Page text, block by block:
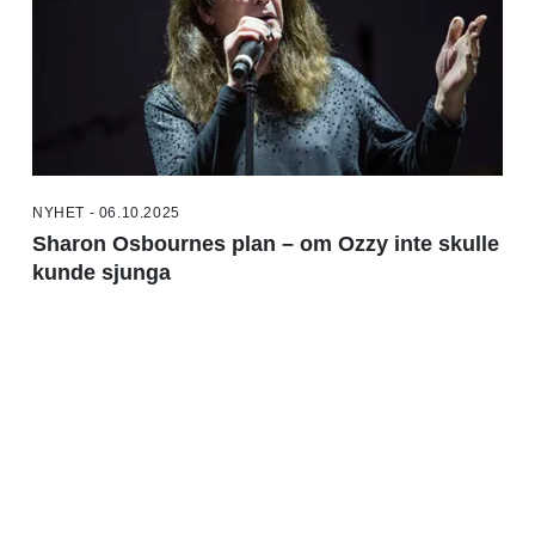
NYHET - 06.10.2025
Sharon Osbournes plan – om Ozzy inte skulle
kunde sjunga